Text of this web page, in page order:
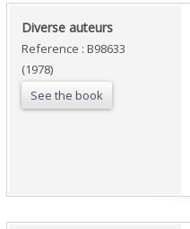
‎Diverse auteurs‎
Reference : B98633
(1978)
See the book